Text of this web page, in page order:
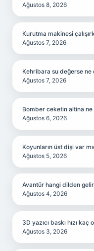
Ağustos 8, 2026
Kurutma makinesi
Ağustos 7, 2026
Kehribara su değerse ne
Ağustos 7, 2026
Bomber ceketin altina ne
Ağustos 6, 2026
Koyunların üst dişi var
Ağustos 5, 2026
Avantür hangi dilden
Ağustos 4, 2026
3D yazıcı baskı hızı kaç
Ağustos 3, 2026